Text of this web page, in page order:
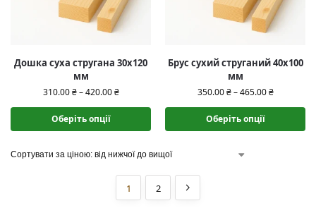
Дошка суха стругана 30х120
мм
310.00₴ – 420.00₴
Оберіть опції
Брус сухий струганий 40х100
мм
350.00₴ – 465.00₴
Оберіть опції
1 2